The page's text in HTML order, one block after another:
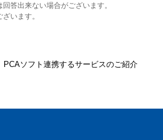
答出来ない場合がございます。
います。
ソフト連携するサービスのご紹介